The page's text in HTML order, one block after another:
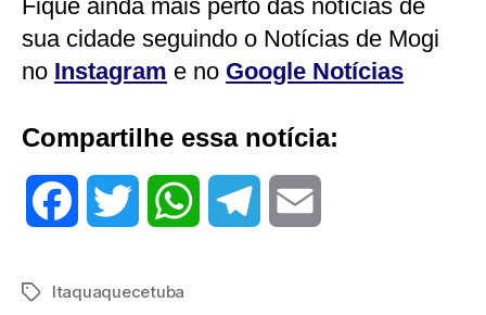
Fique ainda mais perto das notícias de
sua cidade seguindo o Notícias de Mogi
no Instagram e no Google Notícias
Compartilhe essa notícia:
c
TagsItaquaquecetuba